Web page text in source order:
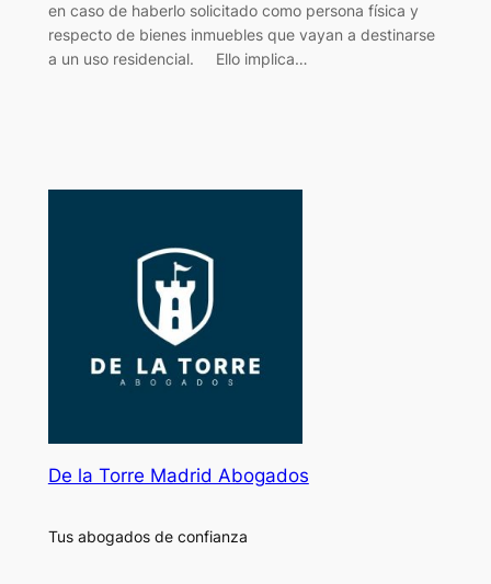
en caso de haberlo solicitado como persona física y
respecto de bienes inmuebles que vayan a destinarse
a un uso residencial. Ello implica…
De la Torre Madrid Abogados
Tus abogados de confianza